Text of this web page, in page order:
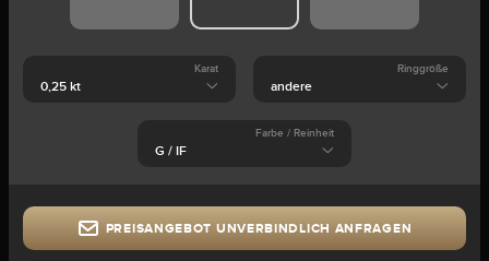
Karat Ringgröße
Farbe / Reinheit
PREISANGEBOT UNVERBINDLICH ANFRAGEN